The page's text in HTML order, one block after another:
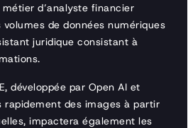
d’analyste financier
de données numériques
juridique consistant à
développée par Open AI et
rapidement des images à partir
impactera également les